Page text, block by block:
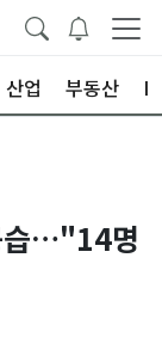
산업 부동산
습…"14명